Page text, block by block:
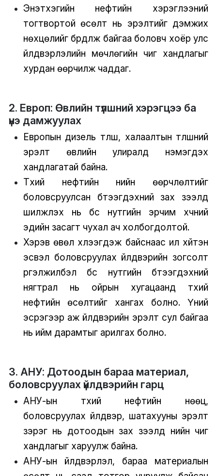
Энэтхэгийн нефтийн хэрэглээний
тогтвортой өсөлт нь эрэлтийг дэмжих
нөхцөлийг бүрдүүлж байгаа боловч хоёр улс
үйлдвэрлэлийн мөчлөгийн чиг хандлагыг
хурдан өөрчилж чаддаг.
2. Европ: Өвлийн түлшний хэрэгцээ ба
үнэ дамжуулах
Европын дизель түлш, халаалтын түлшний
эрэлт өвлийн улиралд нэмэгдэх
хандлагатай байна.
Түүхий нефтийн үнийн өөрчлөлтийг
боловсруулсан бүтээгдэхүүний зах зээлд
шилжүүлэх нь бүс нутгийн эрчим хүчний
эдийн засагт чухал ач холбогдолтой.
Хэрэв өвөл хүлээгдэж байснаас илүү хүйтэн
эсвэл боловсруулах үйлдвэрийн зогсолт
үргэлжилбэл бүс нутгийн бүтээгдэхүүний
нягтрал нь ойрын хугацаанд түүхий
нефтийн өсөлтийг хангах болно. Үүний
эсрэгээр аж үйлдвэрийн эрэлт сул байгаа
нь ийм дарамтыг арилгах болно.
3. АНУ: Дотоодын бараа материал,
боловсруулах үйлдвэрийн гарц
АНУ-ын түүхий нефтийн нөөц,
боловсруулах үйлдвэр, шатахууны эрэлт
зэрэг нь дотоодын зах зээлд үнийн чиг
хандлагыг харуулж байна.
АНУ-ын үйлдвэрлэл, бараа материалын